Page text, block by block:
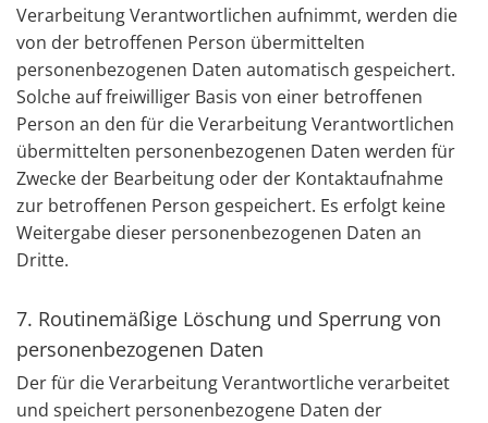
Verarbeitung Verantwortlichen aufnimmt, werden die
von der betroffenen Person übermittelten
personenbezogenen Daten automatisch gespeichert.
Solche auf freiwilliger Basis von einer betroffenen
Person an den für die Verarbeitung Verantwortlichen
übermittelten personenbezogenen Daten werden für
Zwecke der Bearbeitung oder der Kontaktaufnahme
zur betroffenen Person gespeichert. Es erfolgt keine
Weitergabe dieser personenbezogenen Daten an
Dritte.
7. Routinemäßige Löschung und Sperrung von
personenbezogenen Daten
Der für die Verarbeitung Verantwortliche verarbeitet
und speichert personenbezogene Daten der